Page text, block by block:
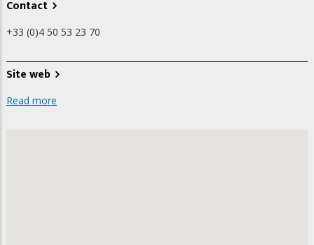
Contact
+33 (0)4 50 53 23 70
Site web
Read more